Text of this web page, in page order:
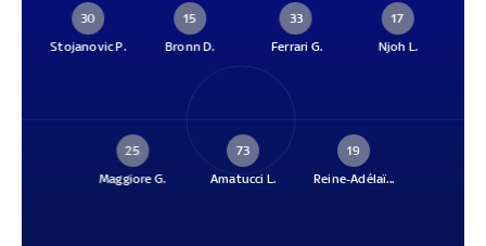
30
Stojanovic P.
15
Bronn D.
33
Ferrari G.
17
Njoh L.
25
Maggiore G.
73
Amatucci L.
19
Reine-Adélaï...